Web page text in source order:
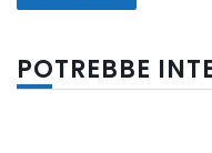
POTREBBE